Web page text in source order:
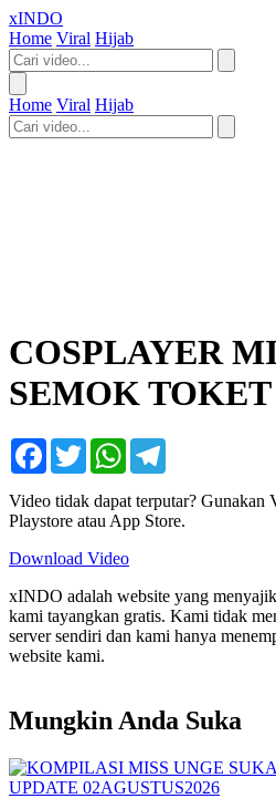
xINDO
Home Viral Hijab
Home Viral Hijab
COSPLAYER
SEMOK
Facebook
TwitterWhatsApp
Video tidak dapat terputar? Gunakan
Playstore atau App Store.
Download Video
xINDO adalah website yang
kami tayangkan gratis. Kami tidak
server sendiri dan kami hanya
website kami.
Mungkin Anda Suka